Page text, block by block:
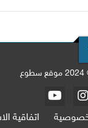
اتفاقية